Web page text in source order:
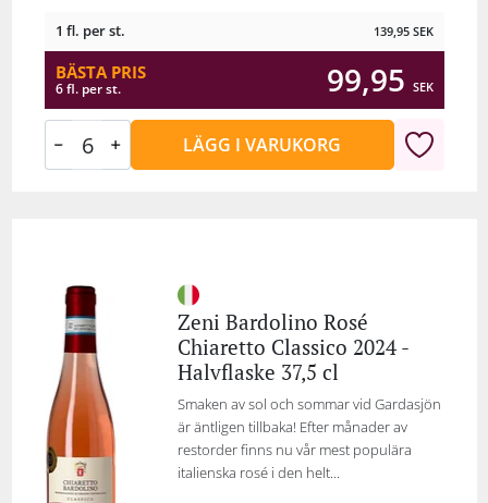
1 fl. per st. 139,95 SEK
BÄSTA PRIS
6 fl. per st. 99,95 SEK
LÄGG I VARUKORG
Zeni Bardolino Rosé
Chiaretto Classico 2024 -
Halvflaske 37,5 cl
Smaken av sol och sommar vid Gardasjön
är äntligen tillbaka! Efter månader av
restorder finns nu vår mest populära
italienska rosé i den helt...